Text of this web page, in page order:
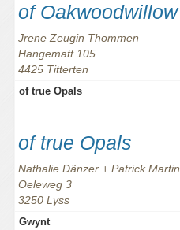
of Oakwoodwillow
Jrene Zeugin Thommen
Hangematt 105
4425 Titterten
of true Opals
of true Opals
Nathalie Dänzer + Patrick Martin
Oeleweg 3
3250 Lyss
Gwynt